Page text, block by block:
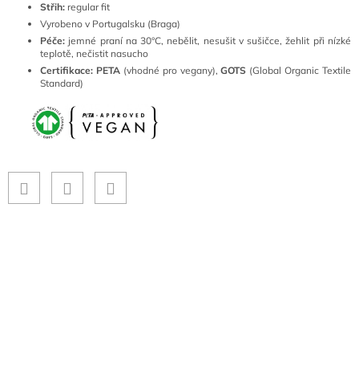
Střih: regular fit
Vyrobeno v Portugalsku (Braga)
Péče: jemné praní na 30°C, nebělit, nesušit v sušičce, žehlit při nízké
teplotě, nečistit nasucho
Certifikace: PETA (vhodné pro vegany),GOTS (Global Organic Textile
Standard)